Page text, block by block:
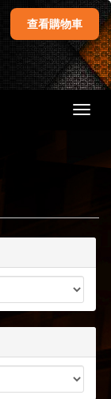
查看購物車